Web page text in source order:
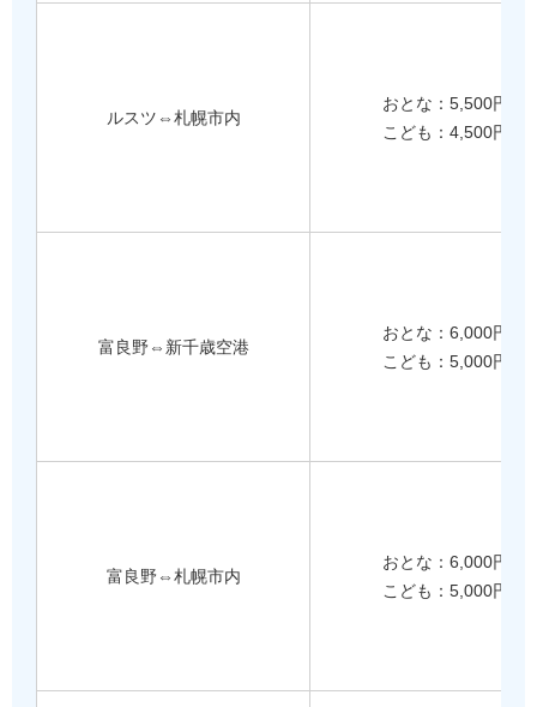
ルスツ⇔札幌市内
おとな：5,500円
こども：4,500円
富良野⇔新千歳空港
おとな：6,000円
こども：5,000円
富良野⇔札幌市内
おとな：6,000円
こども：5,000円